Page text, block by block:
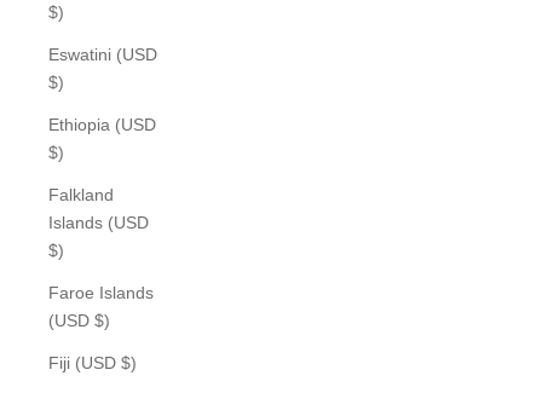
$)
Eswatini (USD
$)
Ethiopia (USD
$)
Falkland
Islands (USD
$)
Faroe Islands
(USD $)
Fiji (USD $)